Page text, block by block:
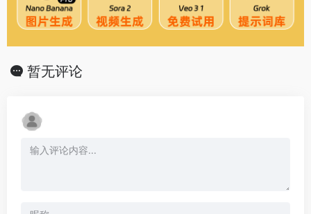
暂无评论